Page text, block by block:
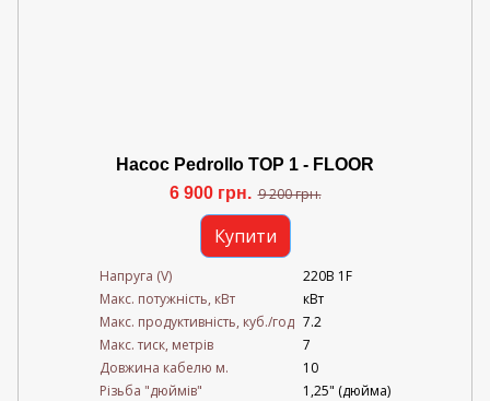
Насос Pedrollo TOP 1 - FLOOR
6 900 грн. 9 200 грн.
Купити
Напруга (V)
220В 1F
Mакс. потужність, кВт
кВт
Mакс. продуктивність, куб./год 7.2
Maкс. тиск, метрів
7
Довжина кабелю м.
10
Різьба "дюймів"
1,25" (дюйма)